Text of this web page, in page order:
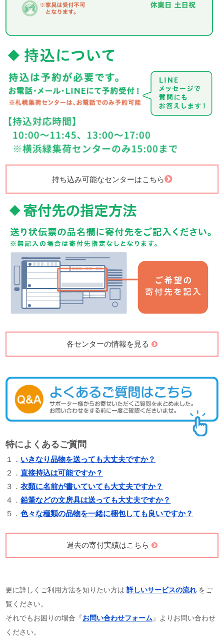
持ち込み可能なセンターはこちら
各センターの情報を見る
特によくあるご質問
１． いきなり品物を送っても大丈夫ですか？
２．直接持込は可能ですか？
３．衣類に名前が書いていても大丈夫ですか？
４．鉛筆などの文房具は送っても大丈夫ですか？
５．色々な種類の品物を一緒に梱包しても良いですか？
過去の寄付実績はこちら
更に詳しくご利用方法を知りたい方は詳しいサービスの流れ をご
覧ください。
それでもお困りの場合『お問い合わせフォーム』よりお問い合わせ
ください。